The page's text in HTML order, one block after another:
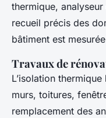
thermique,
recueil précis des
bâtiment est
Travaux de
L’isolation
murs, toitures,
remplacement des